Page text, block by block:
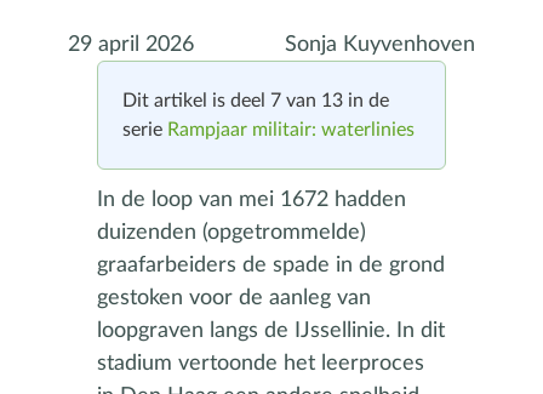
29 april 2026 Sonja Kuyvenhoven
Dit artikel is deel 7 van 13 in de
serie Rampjaar militair: waterlinies
In de loop van mei 1672 hadden
duizenden (opgetrommelde)
graafarbeiders de spade in de grond
gestoken voor de aanleg van
loopgraven langs de IJssellinie. In dit
stadium vertoonde het leerproces